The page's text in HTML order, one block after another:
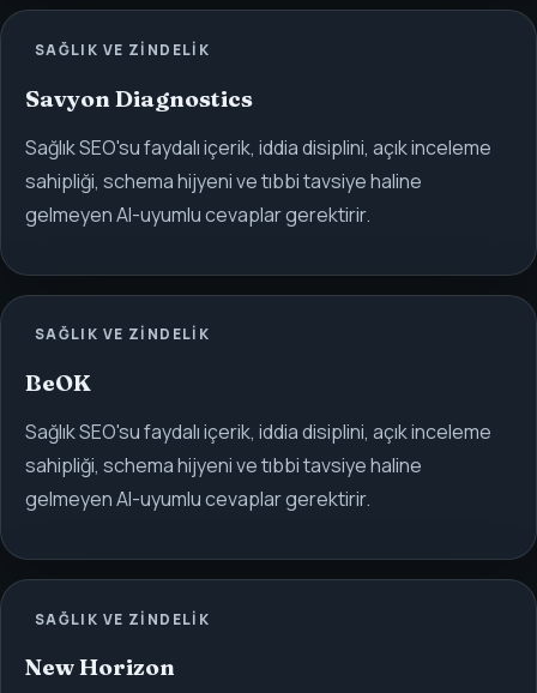
SAĞLIK VE ZINDELIK
Savyon Diagnostics
Sağlık SEO'su faydalı içerik, iddia disiplini, açık inceleme
sahipliği, schema hijyeni ve tıbbi tavsiye haline
gelmeyen AI-uyumlu cevaplar gerektirir.
SAĞLIK VE ZINDELIK
BeOK
Sağlık SEO'su faydalı içerik, iddia disiplini, açık inceleme
sahipliği, schema hijyeni ve tıbbi tavsiye haline
gelmeyen AI-uyumlu cevaplar gerektirir.
SAĞLIK VE ZINDELIK
New Horizon